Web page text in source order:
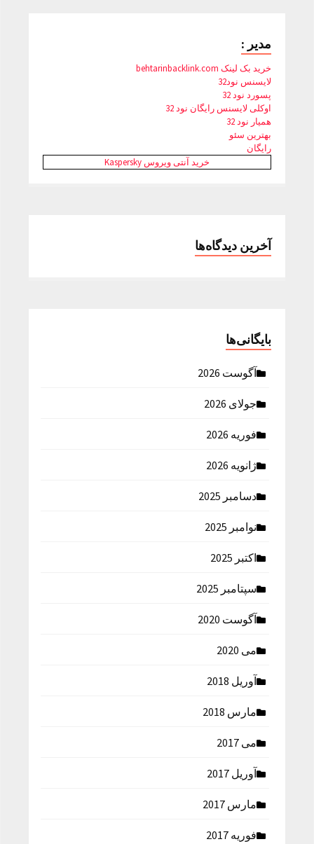
مدیر :
خرید بک لینک behtarinbacklink.com
لایسنس نود32
پسورد نود 32
اوکلی لایسنس رایگان نود 32
همیار نود 32
بهترین سئو
رایگان
خرید آنتی ویروس Kaspersky
آخرین دیدگاه‌ها
بایگانی‌ها
آگوست 2026
جولای 2026
فوریه 2026
ژانویه 2026
دسامبر 2025
نوامبر 2025
اکتبر 2025
سپتامبر 2025
آگوست 2020
می 2020
آوریل 2018
مارس 2018
می 2017
آوریل 2017
مارس 2017
فوریه 2017